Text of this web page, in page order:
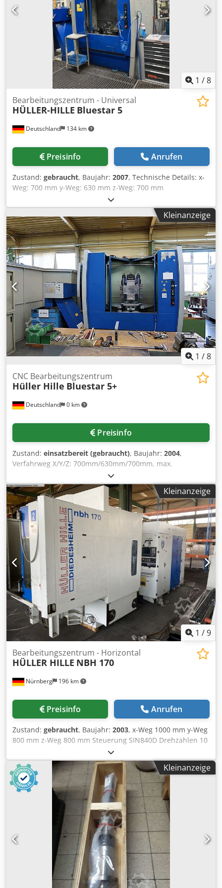
vorbehalten!
1 /8
Deutschland 134 km
Bearbeitungszentrum - Universal
HÜLLER-HILLE Bluestar 5
Preisinfo Anrufen
Zustand: gebraucht, Baujahr: 2007, Technische Details: x-
Weg: 700 mm y-Weg: 630 mm z-Weg: 700 mm
Maschinengewicht ca.: 15 t Csdpfx Ajw Dufceamsrf
Raumbedarf ca.: 4,20 x 2,90 x 2,90 m Palettengröße:: 500 x
500 mm Werkzeugaufnahme: SK 40 Werkzeugaufnahme
alternative: HSK-A 63 Drehzahlbereich: 10.000 U/min
Kleinanzeige
1 /8
Deutschland 0 km
CNC Bearbeitungszentrum
Hüller Hille Bluestar 5+
Preisinfo
Zustand: einsatzbereit (gebraucht), Baujahr: 2004,
Verfahrweg X/Y/Z: 700mm/630mm/700mm, max.
Werkstückdimensionen X/Y: 750mm/700mm, Paletten-
Aufspannfläche X/Y: 500mm/500mm, max.
Palettentragfähigkeit: 500kg, Werkzeugaufnahme: SK40,
Vorschub: 50m/min, Eilgang: 50m/min,
Positioniergenauigkeit: +/-0,004mm, Wiederholgenauigkeit:
+/-0,001mm, Drehzahl: 12000U/min.
Maschinendimensionen X/Y/Z: ca.
4000mm/3800mm/3000mm, Gewicht: ca. 12500kg,
Steuerung: Fanuc Series 21i-MB, Betriebsstunden: ca.
42400h, Spindelstunden: ca. 11500h. Inklusive Renishaw
OMP 40-2, Zentralschmierung und 4 Paletten.
Dokumentation vorhanden. Eine Besichtigung vor Ort ist
möglich. Voraussichtlich ab Januar 2026 verfügbar.
Credpfx Ajxuvpbsamef
Kleinanzeige
1 /9
Nürnberg 196 km
Bearbeitungszentrum - Horizontal
HÜLLER HILLE NBH 170
Preisinfo Anrufen
Zustand: gebraucht, Baujahr: 2003, x-Weg 1000 mm y-Weg
800 mm z-Weg 800 mm Steuerung SIN840D Drehzahlen 10
- 10.000 U/min Vorschubbereich 1 - 36000 mm/min B -
Achse 360 x 1 ° Csdpfswhqtksx Aamsrf
Wiederholgenauigkeit + / - 3 " Aufspannfläche 2 x 500 x 630
mm Werkzeugdurchmesser 100 mm Werkzeuglänge max.
650 mm Werkzeuggewicht max. 40 kg Werkzeugaufnahme
nach DIN 69871 SK 50 Werkstückgewicht 800 kg
Werkzeugmagazin mit 100 Plätzen Werkzeugdurchmesser
bei 2 Freiplätzen 325 mm Span zu Span Zeit ca. 8,00 sec.
Palettenwechselzeit ca. 12,00 sec Gesamtleistungsbedarf
65,00 kW Maschinengewicht ca. 20,00 t Raumbedarf ca.
7,80 x 3,50 x H3,40 m Horizontales Bearbeitungszentrum
mit Steuerung SIEMENS SINUMERIK 840D; NC-Rundtisch;
Späneförderer; Kühlmittelanlage; Kühlmittel durch die
Spindel; Magazin mit 2 Kasetten à 50 Plätzen.
Kleinanzeige